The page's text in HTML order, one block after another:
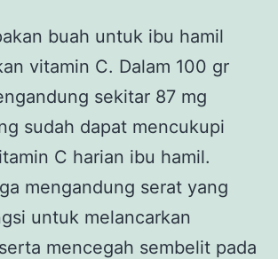
buah untuk ibu hamil
vitamin C. Dalam 100 gr
sekitar 87 mg
sudah dapat mencukupi
C harian ibu hamil.
mengandung serat yang
untuk melancarkan
mencegah sembelit pada